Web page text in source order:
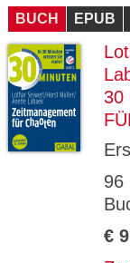
BUCH EPUB
30
96
€